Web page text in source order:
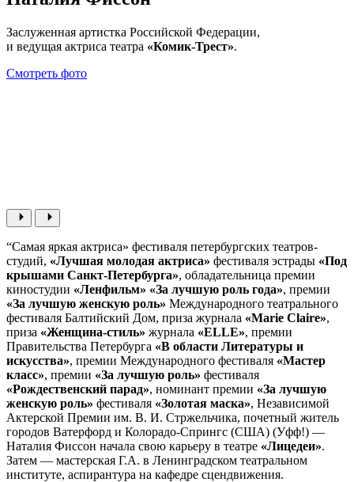
Заслуженная артистка Российской Федерации,
и ведущая актриса театра «Комик-Трест».
Смотреть фото
“Самая яркая актриса» фестиваля петербургских театров-
студий, «Лучшая молодая актриса» фестиваля эстрады «Под
крышами Санкт-Петербурга», обладательница премии
киностудии «Ленфильм» «За лучшую роль года», премии
«За лучшую женскую роль» Международного театрального
фестиваля Балтийский Дом, приза журнала «Marie Claire»,
приза «Женщина-стиль» журнала «ELLE», премии
Правительства Петербурга «В области Литературы и
искусства», премии Международного фестиваля «Мастер
класс», премии «За лучшую роль» фестиваля
«Рождественский парад», номинант премии «За лучшую
женскую роль» фестиваля «Золотая маска», Независимой
Актерской Премии им. В. И. Стржельчика, почетный житель
городов Ватерфорд и Колорадо-Спрингс (США) (Уфф!) —
Наталия Фиссон начала свою карьеру в театре «Лицедеи».
Затем — мастерская Г.А. в Ленинградском театральном
институте, аспирантура на кафедре сцендвижения.